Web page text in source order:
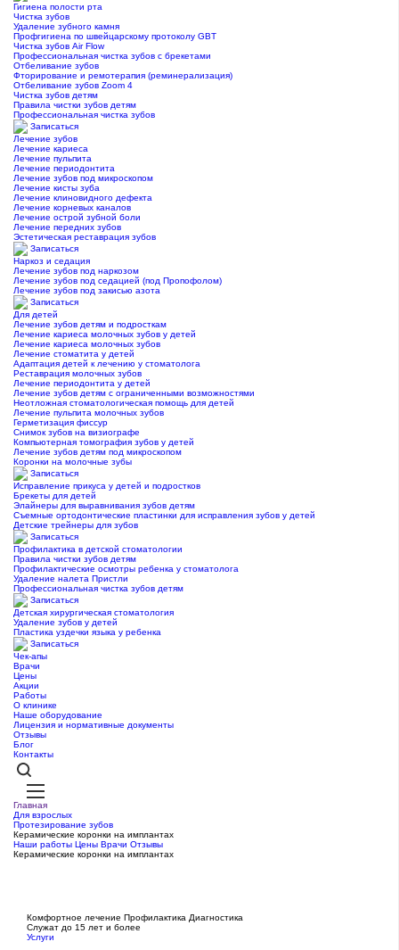
Гигиена полости рта
Чистка зубов
Удаление зубного камня
Профгигиена по швейцарскому протоколу GBT
Чистка зубов Air Flow
Профессиональная чистка зубов с брекетами
Отбеливание зубов
Фторирование и ремотерапия (реминерализация)
Отбеливание зубов Zoom 4
Чистка зубов детям
Правила чистки зубов детям
Профессиональная чистка зубов
Записаться
Лечение зубов
Лечение кариеса
Лечение пульпита
Лечение периодонтита
Лечение зубов под микроскопом
Лечение кисты зуба
Лечение клиновидного дефекта
Лечение корневых каналов
Лечение острой зубной боли
Лечение передних зубов
Эстетическая реставрация зубов
Записаться
Наркоз и седация
Лечение зубов под наркозом
Лечение зубов под седацией (под Пропофолом)
Лечение зубов под закисью азота
Записаться
Для детей
Лечение зубов детям и подросткам
Лечение кариеса молочных зубов у детей
Лечение кариеса молочных зубов
Лечение стоматита у детей
Адаптация детей к лечению у стоматолога
Реставрация молочных зубов
Лечение периодонтита у детей
Лечение зубов детям с ограниченными возможностями
Неотложная стоматологическая помощь для детей
Лечение пульпита молочных зубов
Герметизация фиссур
Снимок зубов на визиографе
Компьютерная томография зубов у детей
Лечение зубов детям под микроскопом
Коронки на молочные зубы
Записаться
Исправление прикуса у детей и подростков
Брекеты для детей
Элайнеры для выравнивания зубов детям
Съемные ортодонтические пластинки для исправления зубов у детей
Детские трейнеры для зубов
Записаться
Профилактика в детской стоматологии
Правила чистки зубов детям
Профилактические осмотры ребенка у стоматолога
Удаление налета Пристли
Профессиональная чистка зубов детям
Записаться
Детская хирургическая стоматология
Удаление зубов у детей
Пластика уздечки языка у ребенка
Записаться
Чек-апы
Врачи
Цены
Акции
Работы
О клинике
Наше оборудование
Лицензия и нормативные документы
Отзывы
Блог
Контакты
Главная
Для взрослых
Протезирование зубов
Керамические коронки на имплантах
Наши работы Цены Врачи Отзывы
Керамические коронки на имплантах
Комфортное лечение Профилактика Диагностика
Служат до 15 лет и более
Услуги